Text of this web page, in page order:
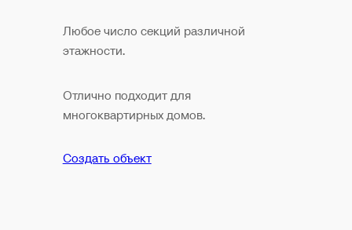
Любое число секций различной
этажности.
Отлично подходит для
многоквартирных домов.
Создать объект